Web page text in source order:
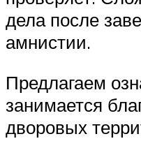
дела после
амнистии.
Предлагаем
занимается
дворовых